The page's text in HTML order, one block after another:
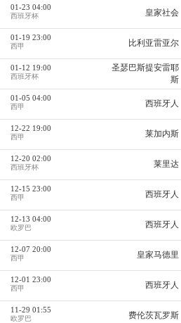
01-23 04:00
西班牙杯 皇家社会
01-19 23:00
西甲 比利亚雷亚尔
01-12 19:00
西班牙杯
圣瑟巴斯提安雷耶
斯
01-05 04:00
西甲 西班牙人
12-22 19:00
西甲 莱加内斯
12-20 02:00
西班牙杯 莱里达
12-15 23:00
西甲 西班牙人
12-13 04:00
欧罗巴 西班牙人
12-07 20:00
西甲 皇家马德里
12-01 23:00
西甲 西班牙人
11-29 01:55
欧罗巴 费伦茨瓦罗斯